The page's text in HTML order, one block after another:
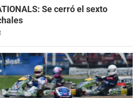
Se cerró el sexto